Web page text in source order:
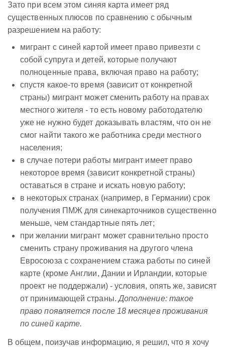
Зато при всем этом синяя карта имеет ряд
существенных плюсов по сравнению с обычным
разрешением на работу:
мигрант с синей картой имеет право привезти с
собой супруга и детей, которые получают
полноценные права, включая право на работу;
спустя какое-то время (зависит от конкретной
страны) мигрант может сменить работу на правах
местного жителя - то есть новому работодателю
уже не нужно будет доказывать властям, что он не
смог найти такого же работника среди местного
населения;
в случае потери работы мигрант имеет право
некоторое время (зависит конкретной страны)
оставаться в стране и искать новую работу;
в некоторых странах (например, в Германии) срок
получения ПМЖ для синекарточников существенно
меньше, чем стандартные пять лет;
при желании мигрант может сравнительно просто
сменить страну проживания на другого члена
Евросоюза с сохранением стажа работы по синей
карте (кроме Англии, Дании и Ирландии, которые
проект не поддержали) - условия, опять же, зависят
от принимающей страны.Дополнение: такое
право появляется после 18 месяцев проживания
по синей карте.
В общем, поизучав информацию, я решил, что я хочу